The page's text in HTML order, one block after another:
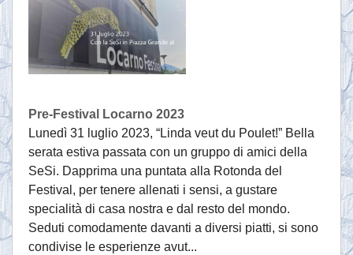
Pre-Festival Locarno 2023
Lunedì 31 luglio 2023, “Linda veut du Poulet!” Bella
serata estiva passata con un gruppo di amici della
SeSi. Dapprima una puntata alla Rotonda del
Festival, per tenere allenati i sensi, a gustare
specialità di casa nostra e dal resto del mondo.
Seduti comodamente davanti a diversi piatti, si sono
condivise le esperienze avut...